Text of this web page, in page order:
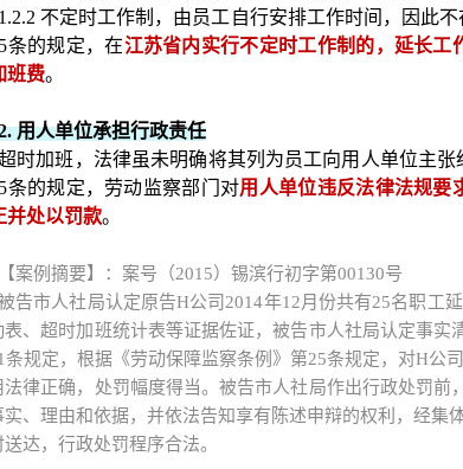
1.2.2 不定时工作制，由员工自行安排工作时间，因此
条的规定，在江苏省内实行不定时工作制的，延长
班费。
用人单位承担行政责任
时加班，法律虽未明确将其列为员工向用人单位主
条的规定，劳动监察部门对用人单位违反法律法规要
并处以罚款。
【案例摘要】：案号（2015）锡滨行初字第00130号
告市人社局认定原告H公司2014年12月份共有25名职工
表、超时加班统计表等证据佐证，被告市人社局认定事实
条规定，根据《劳动保障监察条例》第25条规定，对H公
法律正确，处罚幅度得当。被告市人社局作出行政处罚
实、理由和依据，并依法告知享有陈述申辩的权利，经集
送达，行政处罚程序合法。